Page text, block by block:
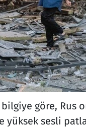
göre, Rus
yüksek sesli